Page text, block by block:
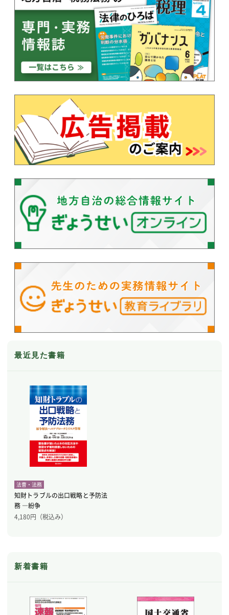
最近見た書籍
法曹・法務
知財トラブルの出口戦略と予防法
務 ―紛争
4,180円（税込み）
新着書籍